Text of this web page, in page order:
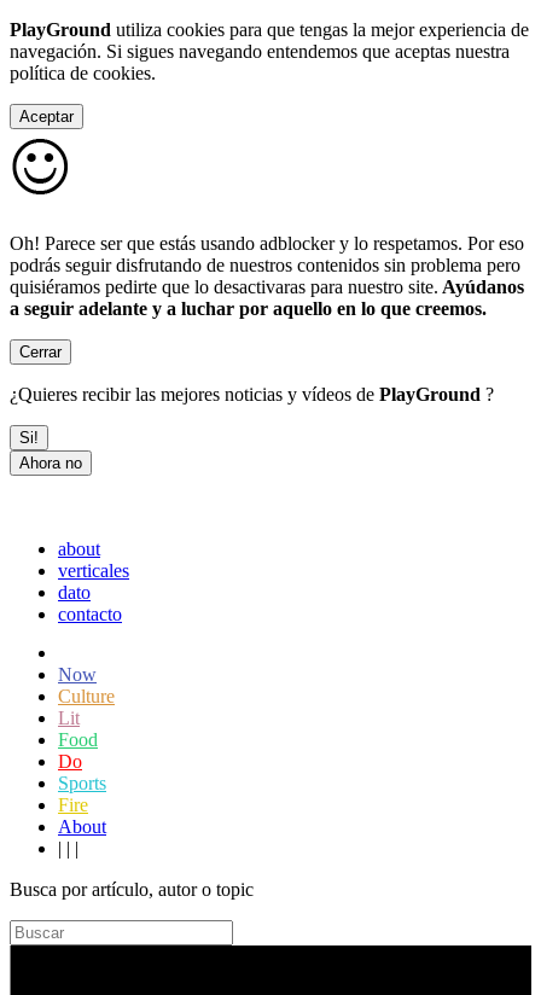
PlayGround utiliza cookies para que tengas la mejor experiencia de
navegación. Si sigues navegando entendemos que aceptas nuestra
política de cookies.
Aceptar
Oh! Parece ser que estás usando adblocker y lo respetamos. Por eso
podrás seguir disfrutando de nuestros contenidos sin problema pero
quisiéramos pedirte que lo desactivaras para nuestro site. Ayúdanos
a seguir adelante y a luchar por aquello en lo que creemos.
Cerrar
¿Quieres recibir las mejores noticias y vídeos de PlayGround ?
Si!
Ahora no
about
verticales
dato
contacto
Now
Culture
Lit
Food
Do
Sports
Fire
About
| | |
Busca por artículo, autor o topic